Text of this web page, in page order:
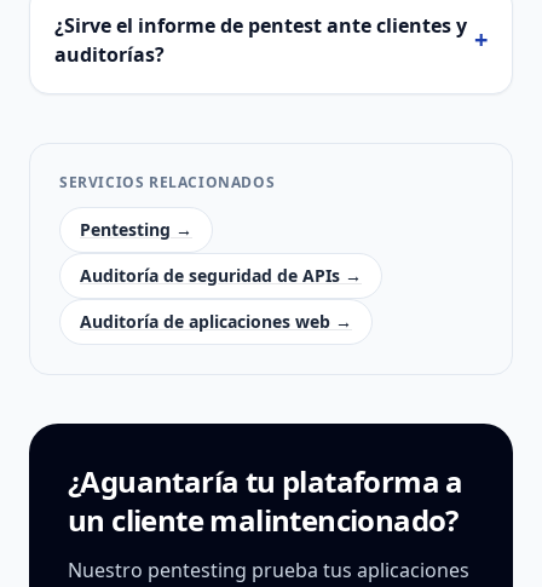
¿Sirve el informe de pentest ante clientes y
auditorías?
+
SERVICIOS RELACIONADOS
Pentesting →
Auditoría de seguridad de APIs →
Auditoría de aplicaciones web →
¿Aguantaría tu plataforma a
un cliente malintencionado?
Nuestro pentesting prueba tus aplicaciones